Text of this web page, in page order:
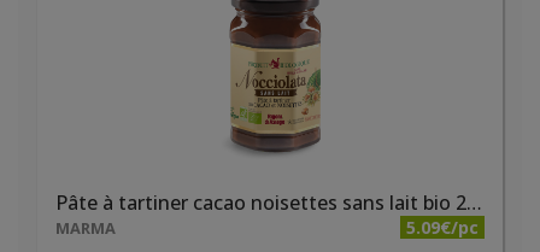
Pâte à tartiner cacao noisettes sans lait bio 250g Nocciolata
MARMA 5.09€/pc